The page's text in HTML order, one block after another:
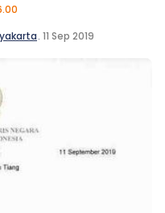
. 11 Sep 2019